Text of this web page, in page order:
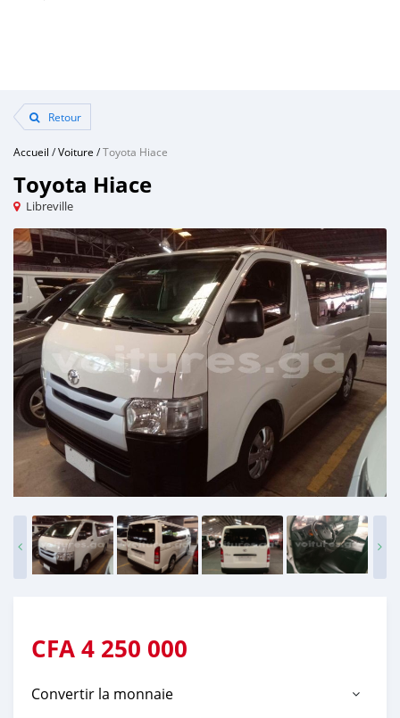
Retour
Accueil /Voiture /Toyota Hiace
Toyota Hiace
Libreville
CFA4 250 000
Convertir la monnaie